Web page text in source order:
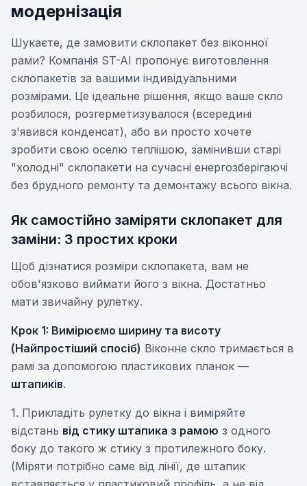
модернізація
Шукаєте, де замовити склопакет без віконної
рами? Компанія ST-AI пропонує виготовлення
склопакетів за вашими індивідуальними
розмірами. Це ідеальне рішення, якщо ваше скло
розбилося, розгерметизувалося (всередині
з'явився конденсат), або ви просто хочете
зробити свою оселю теплішою, замінивши старі
"холодні" склопакети на сучасні енергозберігаючі
без брудного ремонту та демонтажу всього вікна.
Як самостійно заміряти склопакет для
заміни: 3 простих кроки
Щоб дізнатися розміри склопакета, вам не
обов'язково виймати його з вікна. Достатньо
мати звичайну рулетку.
Крок 1: Вимірюємо ширину та висоту
(Найпростіший спосіб) Віконне скло тримається в
рамі за допомогою пластикових планок —
штапиків.
1. Прикладіть рулетку до вікна і виміряйте
відстань від стику штапика з рамою з одного
боку до такого ж стику з протилежного боку.
(Міряти потрібно саме від лінії, де штапик